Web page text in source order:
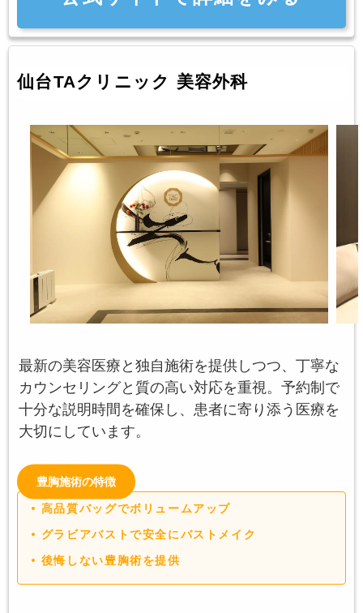
仙台TAクリニック 美容外科
最新の美容医療と独自施術を提供しつつ、丁寧な
カウンセリングと質の高い対応を重視。予約制で
十分な説明時間を確保し、患者に寄り添う医療を
大切にしています。
豊胸施術の特徴
高品質バッグでボリュームアップ
グラビアバストで安全にバストメイク
後悔しない豊胸術を提供